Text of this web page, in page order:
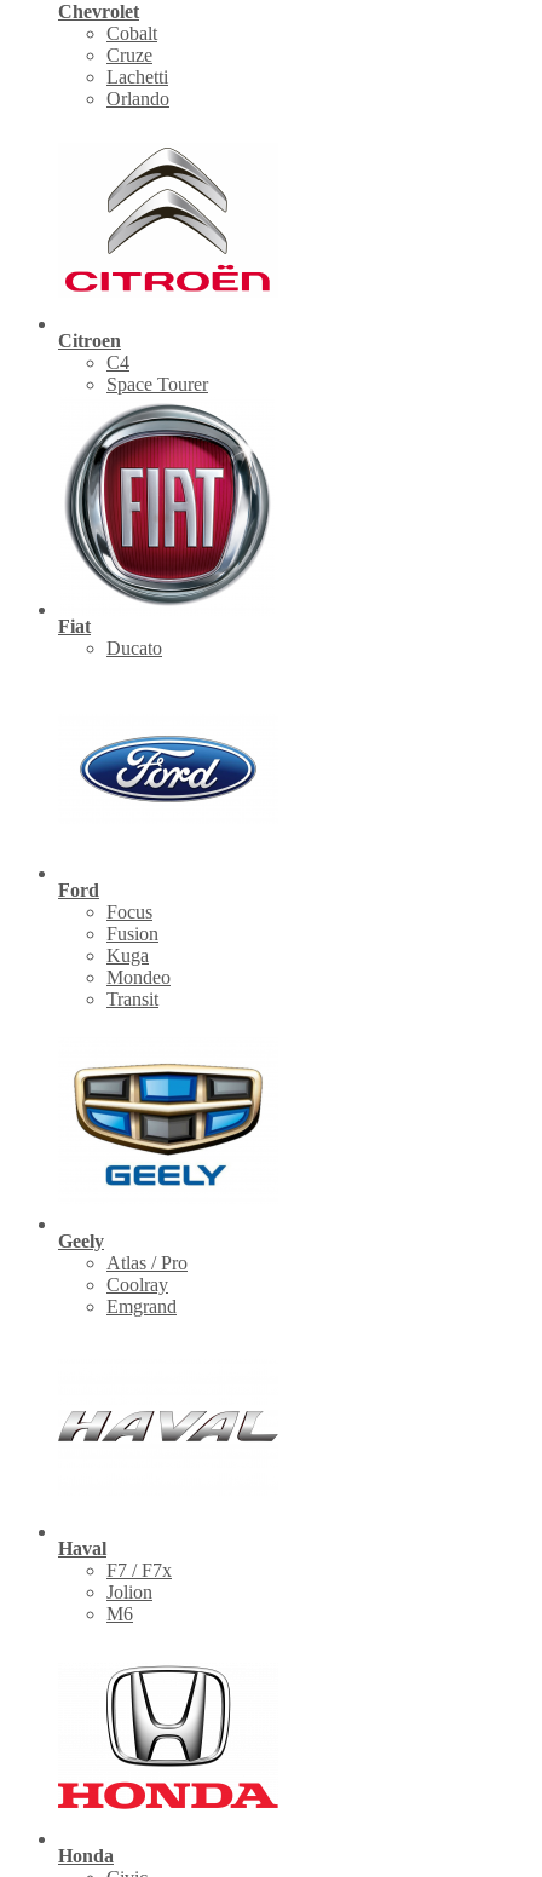
Chevrolet
Cobalt
Cruze
Lachetti
Orlando
Citroen
C4
Space Tourer
Fiat
Ducato
Ford
Focus
Fusion
Kuga
Mondeo
Transit
Geely
Atlas / Pro
Coolray
Emgrand
Haval
F7 / F7x
Jolion
M6
Honda